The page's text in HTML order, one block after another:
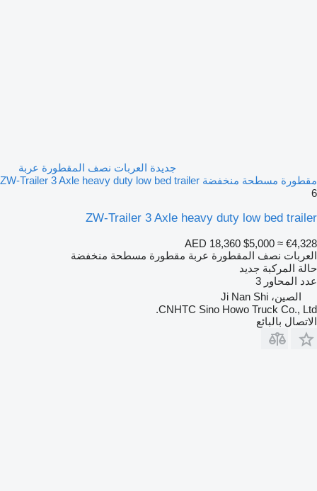
جديدة العربات نصف المقطورة عربة
مقطورة مسطحة منخفضة ZW-Trailer 3 Axle heavy duty low bed trailer
6
ZW-Trailer 3 Axle heavy duty low bed trailer
AED 18,360 $5,000 ≈ €4,328
العربات نصف المقطورة عربة مقطورة مسطحة منخفضة
حالة المركبة جديد
عدد المحاور 3
الصين، Ji Nan Shi
CNHTC Sino Howo Truck Co., Ltd.
الاتصال بالبائع